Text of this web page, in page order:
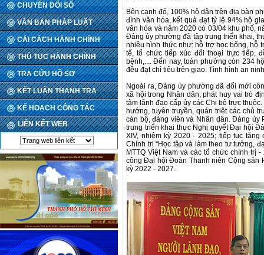
CHUYỂN ĐỔI SỐ
VĂN BẢN PHÁP LUẬT
CẢI CÁCH HÀNH CHÍNH
THỦ TỤC HÀNH CHÍNH
TRA CỨU HỒ SƠ
KẾT LUẬN THANH TRA
KẾ HOẠCH CÔNG TÁC
LIÊN KẾT WEB
Bên cạnh đó, 100% hộ dân trên địa bàn
đình văn hóa, kết quả đạt tỷ lệ 94% hộ
văn hóa và năm 2020 có 03/04 khu phố,
Đảng ủy phường đã tập trung triển khai,
nhiều hình thức như: hỗ trợ học bổng, hỗ
tế, tổ chức tiếp xúc đối thoại trực tiếp,
bệnh,.... Đến nay, toàn phường còn 234
đều đạt chỉ tiêu trên giao. Tình hình an
Ngoài ra, Đảng ủy phường đã đổi mới
xã hội trong Nhân dân; phát huy vai trò
tâm lãnh đạo cấp ủy các Chi bộ trực
hướng, tuyên truyền, quán triệt các chủ
cán bộ, đảng viên và Nhân dân. Đảng
trung triển khai thực Nghị quyết Đại hội
XIV, nhiệm kỳ 2020 - 2025; tiếp tục
Chính trị “Học tập và làm theo tư tưởng,
MTTQ Việt Nam và các tổ chức chính trị
công Đại hội Đoàn Thanh niên Cộng sản
kỳ 2022 - 2027.